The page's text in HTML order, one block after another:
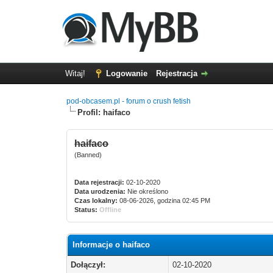
Witaj! Logowanie Rejestracja
pod-obcasem.pl - forum o crush fetish
Profil: haifaco
haifaco
(Banned)
Data rejestracji: 02-10-2020
Data urodzenia: Nie określono
Czas lokalny: 08-06-2026, godzina 02:45 PM
Status: Offline
Informacje o haifaco
Dołączył:
02-10-2020